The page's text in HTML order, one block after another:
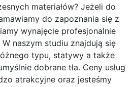
materiałów? Jeżeli do
do zapoznania się z
wynajęcie profesjonalnie
naszym studiu znajdują się
typu, statywy a także
dobrane tła. Ceny usług
atrakcyjne oraz jesteśmy